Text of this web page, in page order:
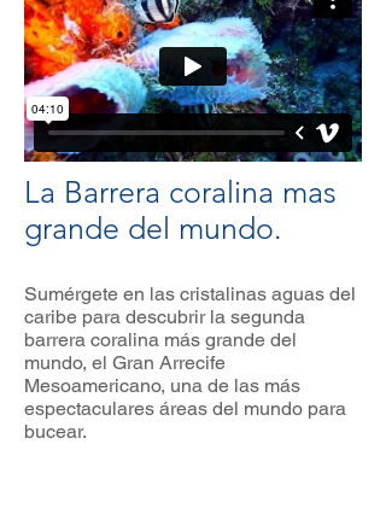
La Barrera coralina mas
grande del mundo.
Sumérgete en las cristalinas aguas del
caribe para descubrir la segunda
barrera coralina más grande del
mundo, el Gran Arrecife
Mesoamericano, una de las más
espectaculares áreas del mundo para
bucear.